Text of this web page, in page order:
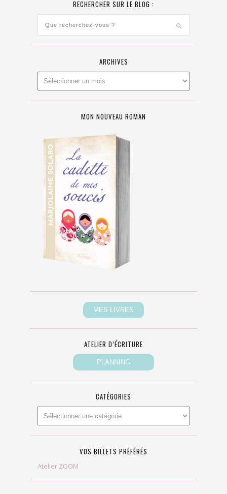
RECHERCHER SUR LE BLOG :
ARCHIVES
MON NOUVEAU ROMAN
ATELIER D’ÉCRITURE
CATÉGORIES
VOS BILLETS PRÉFÉRÉS
Atelier ZOOM